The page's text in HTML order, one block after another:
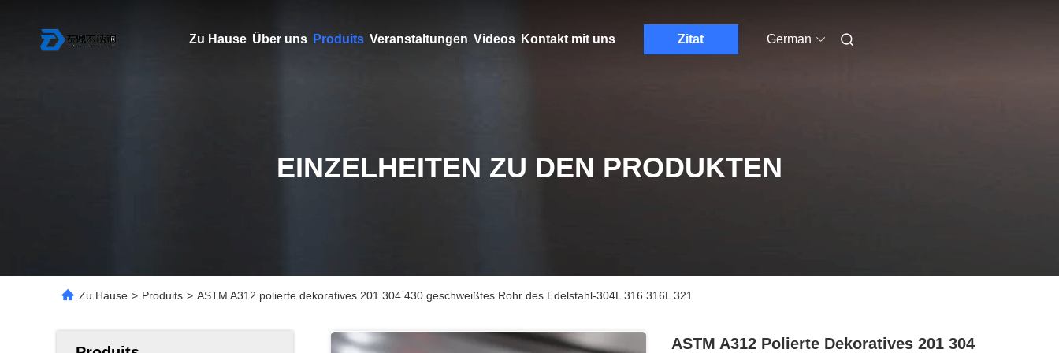
Zu Hause Über uns Produits Veranstaltungen Videos Kontakt mit uns Zitat German
EINZELHEITEN ZU DEN PRODUKTEN
Zu Hause > Produits > ASTM A312 polierte dekoratives 201 304 430 geschweißtes Rohr des Edelstahl-304L 316 316L 321
ASTM A312 Polierte Dekoratives 201 304